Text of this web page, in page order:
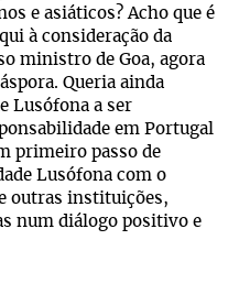
e asiáticos? Acho que é
à consideração da
ministro de Goa, agora
Queria ainda
Lusófona a ser
em Portugal
primeiro passo de
Lusófona com o
outras instituições,
num diálogo positivo e